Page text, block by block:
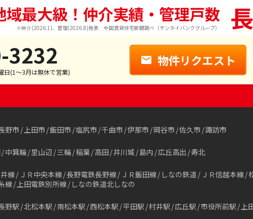
域最大級！仲介実績・管理戸数
※仲介(2026.1)、管理(2026.8)発表 全国賃貸住宅新聞調べ（チンタイバンクグループ）
3232
日(1～3月は無休で営業)
物件リクエスト
野市 上田市 飯田市 塩尻市 千曲市 伊那市 岡谷市 佐久市 諏訪市
中箕輪 里山辺 三輪 稲葉 高田 井川城 島内 広丘高出 寿北
線 ＪＲ中央本線 長野電鉄長野線 ＪＲ飯田線 しなの鉄道 ＪＲ信越本線
線 上田電鉄別所線 しなの鉄道北しなの
野駅 北松本駅 南松本駅 西松本駅 平田駅 村井駅 広丘駅 市役所前駅 上